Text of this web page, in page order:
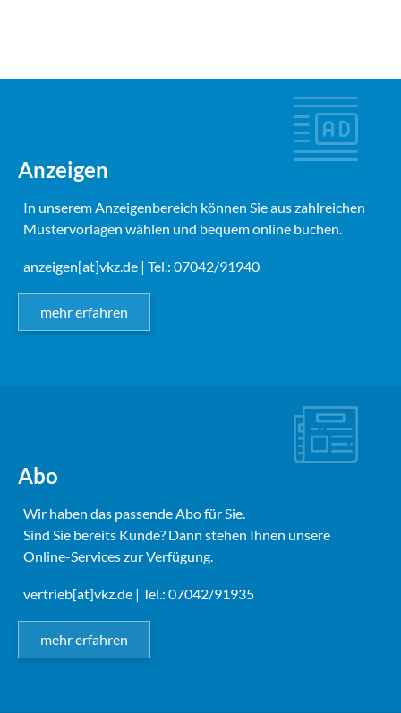
Anzeigen
In unserem Anzeigenbereich können Sie aus zahlreichen
Mustervorlagen wählen und bequem online buchen.
anzeigen[at]vkz.de | Tel.: 07042/91940
mehr erfahren
Abo
Wir haben das passende Abo für Sie.
Sind Sie bereits Kunde? Dann stehen Ihnen unsere
Online-Services zur Verfügung.
vertrieb[at]vkz.de | Tel.: 07042/91935
mehr erfahren